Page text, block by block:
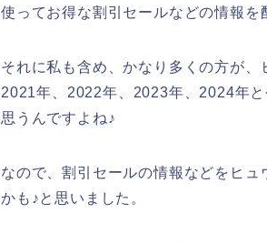
使ってお得な割引セールなどの情報を
それに私も含め、かなり多くの方が、
2021年、2022年、2023年、2024年
思うんですよね♪
なので、割引セールの情報などをヒ
かも♪と思いました。